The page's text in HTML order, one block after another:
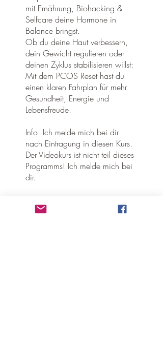
mit Ernährung, Biohacking &
Selfcare deine Hormone in
Balance bringst.
Ob du deine Haut verbessern,
dein Gewicht regulieren oder
deinen Zyklus stabilisieren willst:
Mit dem PCOS Reset hast du
einen klaren Fahrplan für mehr
Gesundheit, Energie und
Lebensfreude.
Info: Ich melde mich bei dir
nach Eintragung in diesen Kurs.
Der Videokurs ist nicht teil dieses
Programms! Ich melde mich bei
dir.
dient ausschließlich der